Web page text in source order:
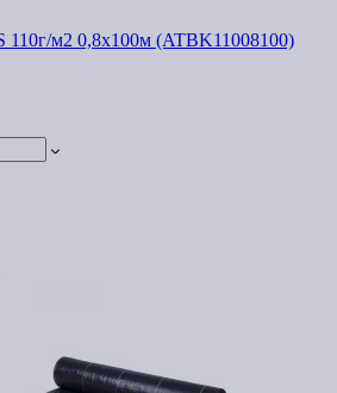
м2 0,8х100м (ATBK11008100)